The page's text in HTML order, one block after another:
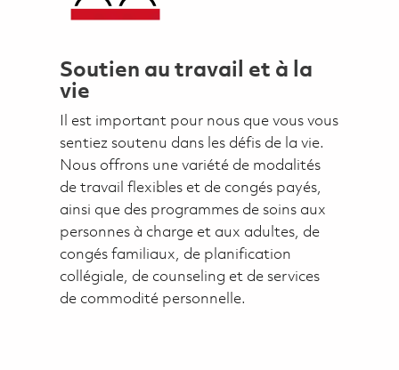
Soutien au travail et à la
vie
Il est important pour nous que vous vous
sentiez soutenu dans les défis de la vie.
Nous offrons une variété de modalités
de travail flexibles et de congés payés,
ainsi que des programmes de soins aux
personnes à charge et aux adultes, de
congés familiaux, de planification
collégiale, de counseling et de services
de commodité personnelle.